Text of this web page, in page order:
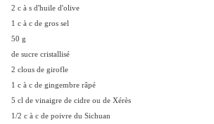
2 c à s d'huile d'olive
1 c à c de gros sel
50 g
de sucre cristallisé
2 clous de girofle
1 c à c de gingembre râpé
5 cl de vinaigre de cidre ou de Xérès
1/2 c à c de poivre du Sichuan